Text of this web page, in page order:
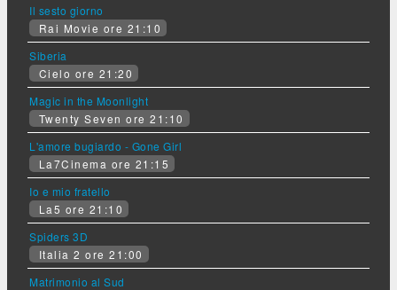
Il sesto giorno
Rai Movie ore 21:10
Siberia
Cielo ore 21:20
Magic in the Moonlight
Twenty Seven ore 21:10
L'amore bugiardo - Gone Girl
La7Cinema ore 21:15
Io e mio fratello
La5 ore 21:10
Spiders 3D
Italia 2 ore 21:00
Matrimonio al Sud